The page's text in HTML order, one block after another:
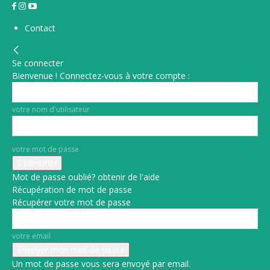
Contact
Se connecter
Bienvenue ! Connectez-vous à votre compte :
votre nom d'utilisateur
votre mot de passe
Mot de passe oublié? obtenir de l'aide
Récupération de mot de passe
Récupérer votre mot de passe
votre email
Un mot de passe vous sera envoyé par email.